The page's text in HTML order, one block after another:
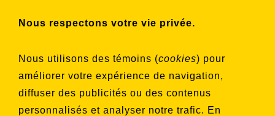
Nous respectons votre vie privée.
Nous utilisons des témoins (cookies) pour
améliorer votre expérience de navigation,
diffuser des publicités ou des contenus
personnalisés et analyser notre trafic. En
Choisissez les listes auxquelles vous
souhaitez vous inscrire
Aucune liste sélectionnée
S'INSCRIRE